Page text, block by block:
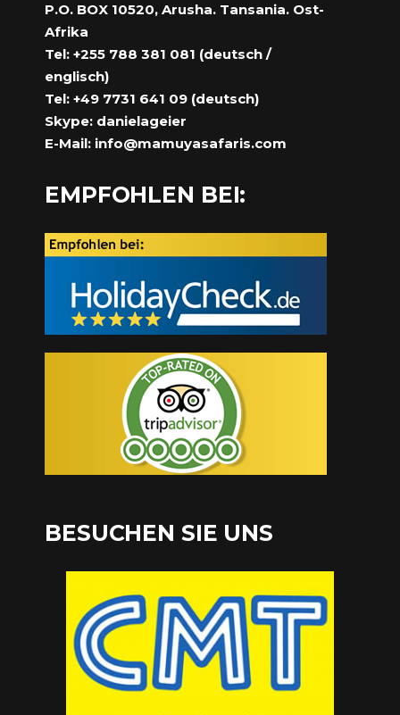
P.O. BOX 10520, Arusha. Tansania. Ost-
Afrika
Tel: +255 788 381 081 (deutsch /
englisch)
Tel: +49 7731 641 09 (deutsch)
Skype: danielageier
E-Mail: info@mamuyasafaris.com
EMPFOHLEN BEI:
BESUCHEN SIE UNS